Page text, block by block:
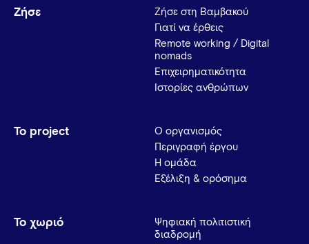
Ζήσε
Ζήσε στη Βαμβακού
Γιατί να έρθεις
Remote working / Digital
nomads
Επιχειρηματικότητα
Ιστορίες ανθρώπων
Το project
Ο οργανισμός
Περιγραφή έργου
Η ομάδα
Εξέλιξη & ορόσημα
Το χωριό
Ψηφιακή πολιτιστική
διαδρομή